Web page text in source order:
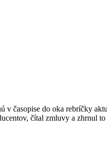
časopise do oka rebríčky
čítal zmluvy a zhrnul